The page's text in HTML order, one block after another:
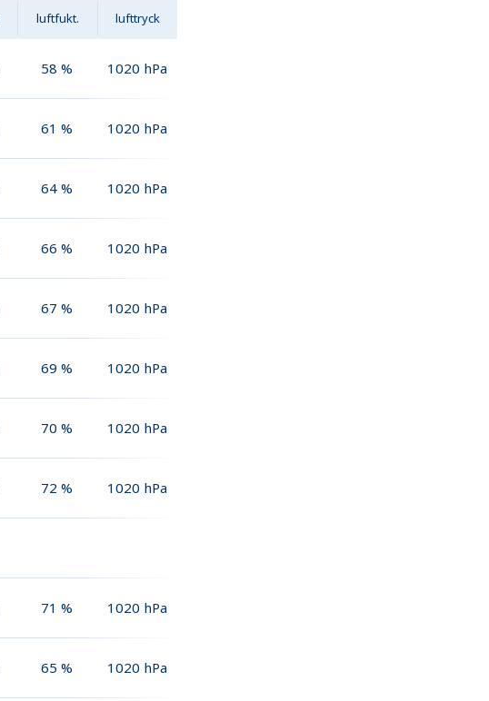
luftfukt. lufttryck
58 % 1020 hPa
61 % 1020 hPa
64 % 1020 hPa
66 % 1020 hPa
67 % 1020 hPa
69 % 1020 hPa
70 % 1020 hPa
72 % 1020 hPa
71 % 1020 hPa
65 % 1020 hPa